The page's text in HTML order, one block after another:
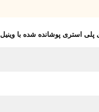
پلی استری پوشانده شده با وینیل